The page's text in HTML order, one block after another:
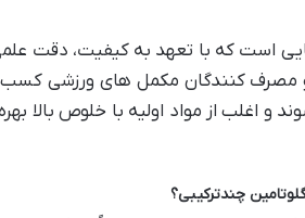
است که با تعهد به کیفیت، دقت
و مصرف کنندگان مکمل های ورزشی
و اغلب از مواد اولیه با خلوص بالا